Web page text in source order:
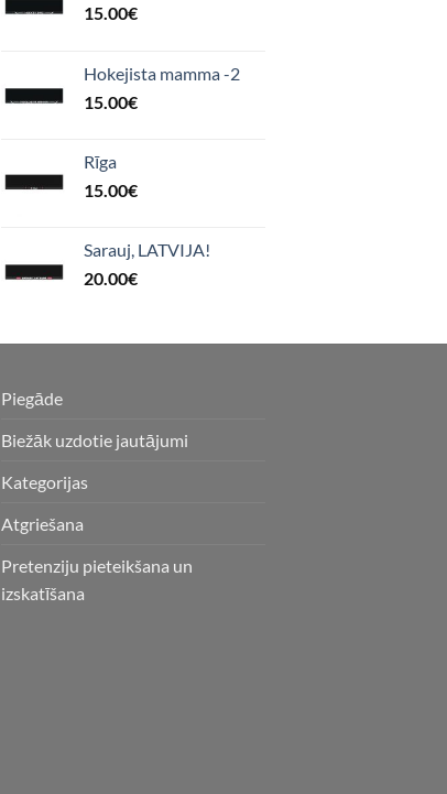
15.00€
Hokejista mamma -2
15.00€
Rīga
15.00€
Sarauj, LATVIJA!
20.00€
Piegāde
Biežāk uzdotie jautājumi
Kategorijas
Atgriešana
Pretenziju pieteikšana un
izskatīšana